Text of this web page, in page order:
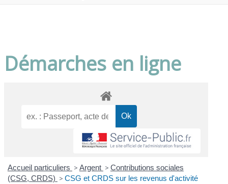
Démarches en ligne
Accueil particuliers > Argent > Contributions sociales
(CSG, CRDS) > CSG et CRDS sur les revenus d'activité